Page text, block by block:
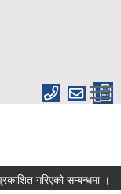
गरिएको सम्बन्धमा ।